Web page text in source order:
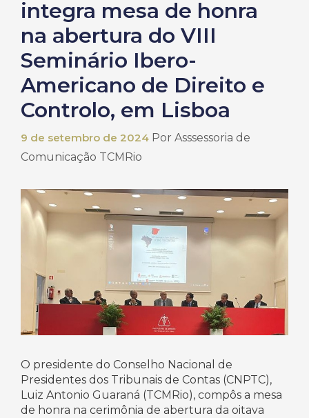
integra mesa de honra
na abertura do VIII
Seminário Ibero-
Americano de Direito e
Controlo, em Lisboa
9 de setembro de 2024 Por Asssessoria de
Comunicação TCMRio
O presidente do Conselho Nacional de
Presidentes dos Tribunais de Contas (CNPTC),
Luiz Antonio Guaraná (TCMRio), compôs a mesa
de honra na cerimônia de abertura da oitava